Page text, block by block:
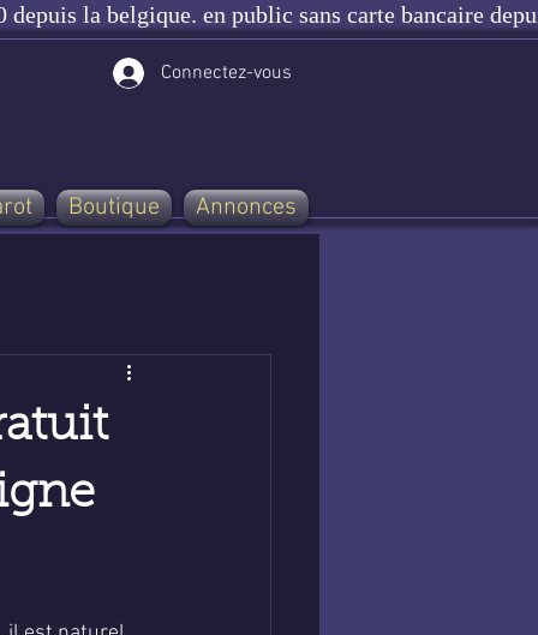
la belgique. en public sans carte bancaire
Connectez-vous
Boutique Annonces